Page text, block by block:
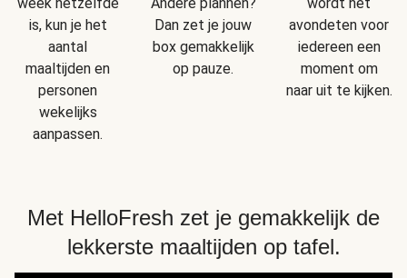
week hetzelfde
is, kun je het
aantal
maaltijden en
personen
wekelijks
aanpassen.
Andere plannen?
Dan zet je jouw
box gemakkelijk
op pauze.
wordt het
avondeten voor
iedereen een
moment om
naar uit te kijken.
Met HelloFresh zet je gemakkelijk de
lekkerste maaltijden op tafel.